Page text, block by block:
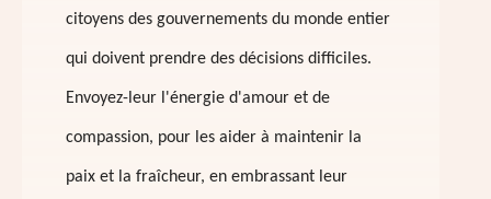
citoyens des gouvernements du monde entier
qui doivent prendre des décisions difficiles.
Envoyez-leur l'énergie d'amour et de
compassion, pour les aider à maintenir la
paix et la fraîcheur, en embrassant leur